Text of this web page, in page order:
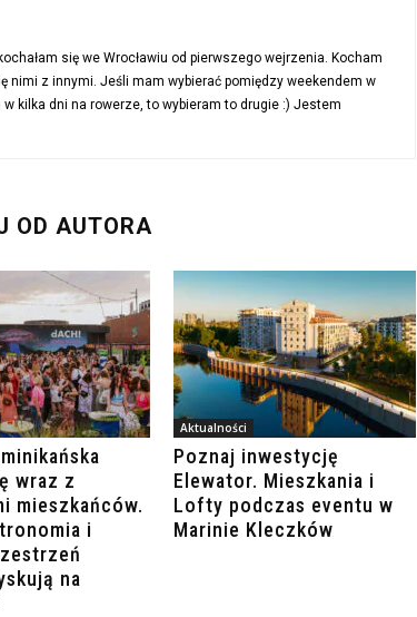
się we Wrocławiu od pierwszego wejrzenia. Kocham
nimi z innymi. Jeśli mam wybierać pomiędzy weekendem w
w kilka dni na rowerze, to wybieram to drugie :) Jestem
OD AUTORA
wraz z
mieszkańców.
i
na
Aktualności
Poznaj inwestycję
Elewator. Mieszkania i
Lofty podczas eventu w
Marinie Kleczków